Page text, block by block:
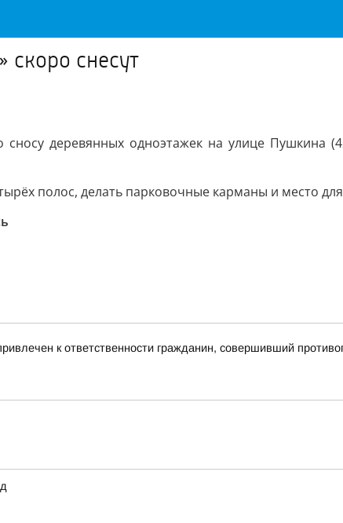
снесут
деревянных одноэтажек на улице Пушкина
полос, делать парковочные карманы и место
к ответственности гражданин, совершивший